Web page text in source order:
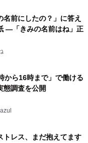
名前にしたの？」に答え
―「きみの名前はね」正
から16時まで」で働ける
態調査を公開
トレス、まだ抱えてます